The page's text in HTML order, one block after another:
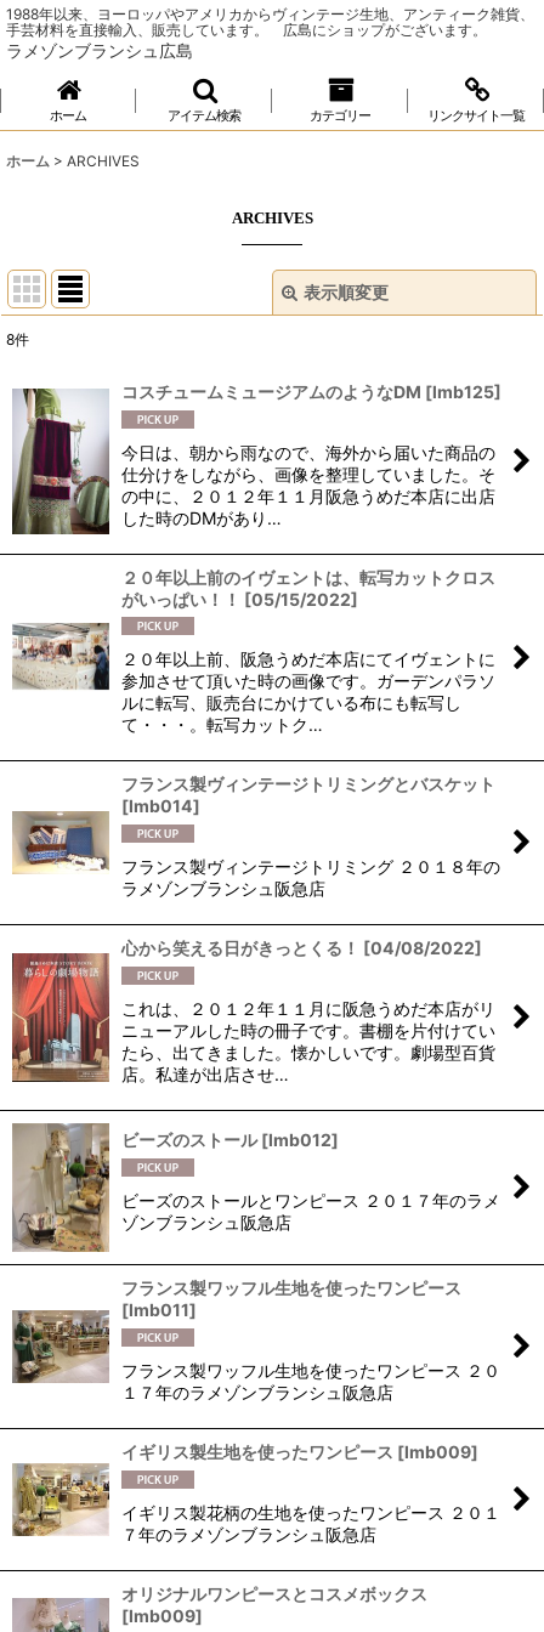
1988年以来、ヨーロッパやアメリカからヴィンテージ生地、アンティーク雑貨、
手芸材料を直接輸入、販売しています。 広島にショップがございます。
ラメゾンブランシュ広島
ホーム アイテム検索 カテゴリー リンクサイト一覧
ホーム > ARCHIVES
ARCHIVES
表示順変更
並び順:
絞り込む
8件
コスチュームミュージアムのようなDM [lmb125]
今日は、朝から雨なので、海外から届いた商品の
仕分けをしながら、画像を整理していました。そ
の中に、２０１２年１１月阪急うめだ本店に出店
した時のDMがあり…
２０年以上前のイヴェントは、転写カットクロス
がいっぱい！！ [05/15/2022]
２０年以上前、阪急うめだ本店にてイヴェントに
参加させて頂いた時の画像です。ガーデンパラソ
ルに転写、販売台にかけている布にも転写し
て・・・。転写カットク…
フランス製ヴィンテージトリミングとバスケット
[lmb014]
フランス製ヴィンテージトリミング ２０１８年の
ラメゾンブランシュ阪急店
心から笑える日がきっとくる！ [04/08/2022]
これは、２０１２年１１月に阪急うめだ本店がリ
ニューアルした時の冊子です。書棚を片付けてい
たら、出てきました。懐かしいです。劇場型百貨
店。私達が出店させ…
ビーズのストール [lmb012]
ビーズのストールとワンピース ２０１７年のラメ
ゾンブランシュ阪急店
フランス製ワッフル生地を使ったワンピース
[lmb011]
フランス製ワッフル生地を使ったワンピース ２０
１７年のラメゾンブランシュ阪急店
イギリス製生地を使ったワンピース [lmb009]
イギリス製花柄の生地を使ったワンピース ２０１
７年のラメゾンブランシュ阪急店
オリジナルワンピースとコスメボックス
[lmb009]